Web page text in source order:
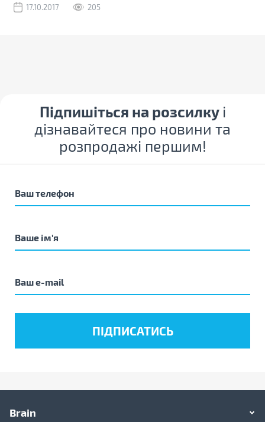
17.10.2017 205
Підпишіться на розсилку і
дізнавайтеся про новини та
розпродажі першим!
Brain